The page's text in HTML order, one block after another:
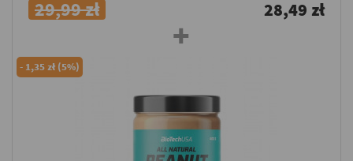
29,99 zł 28,49 zł
- 1,35 zł (5%)